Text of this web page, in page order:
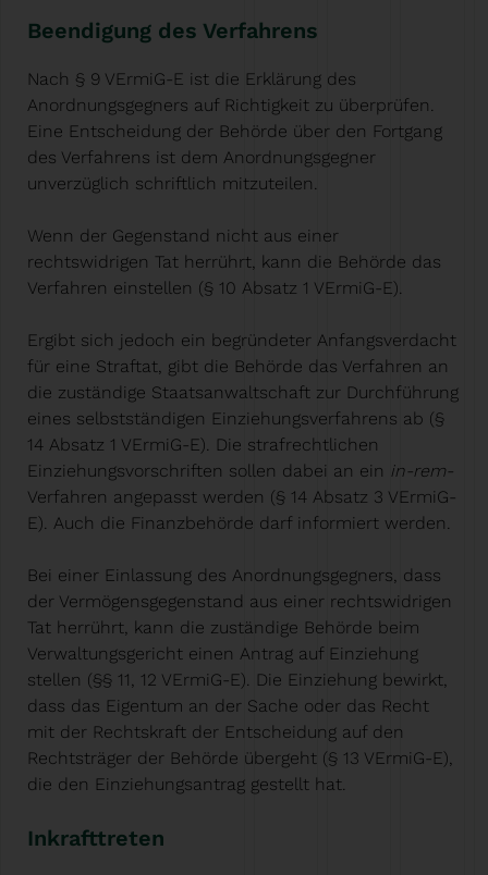
Beendigung des Verfahrens
Nach § 9 VErmiG-E ist die Erklärung des
Anordnungsgegners auf Richtigkeit zu überprüfen.
Eine Entscheidung der Behörde über den Fortgang
des Verfahrens ist dem Anordnungsgegner
unverzüglich schriftlich mitzuteilen.
Wenn der Gegenstand nicht aus einer
rechtswidrigen Tat herrührt, kann die Behörde das
Verfahren einstellen (§ 10 Absatz 1 VErmiG-E).
Ergibt sich jedoch ein begründeter Anfangsverdacht
für eine Straftat, gibt die Behörde das Verfahren an
die zuständige Staatsanwaltschaft zur Durchführung
eines selbstständigen Einziehungsverfahrens ab (§
14 Absatz 1 VErmiG-E). Die strafrechtlichen
Einziehungsvorschriften sollen dabei an ein in-rem-
Verfahren angepasst werden (§ 14 Absatz 3 VErmiG-
E). Auch die Finanzbehörde darf informiert werden.
Bei einer Einlassung des Anordnungsgegners, dass
der Vermögensgegenstand aus einer rechtswidrigen
Tat herrührt, kann die zuständige Behörde beim
Verwaltungsgericht einen Antrag auf Einziehung
stellen (§§ 11, 12 VErmiG-E). Die Einziehung bewirkt,
dass das Eigentum an der Sache oder das Recht
mit der Rechtskraft der Entscheidung auf den
Rechtsträger der Behörde übergeht (§ 13 VErmiG-E),
die den Einziehungsantrag gestellt hat.
Inkrafttreten